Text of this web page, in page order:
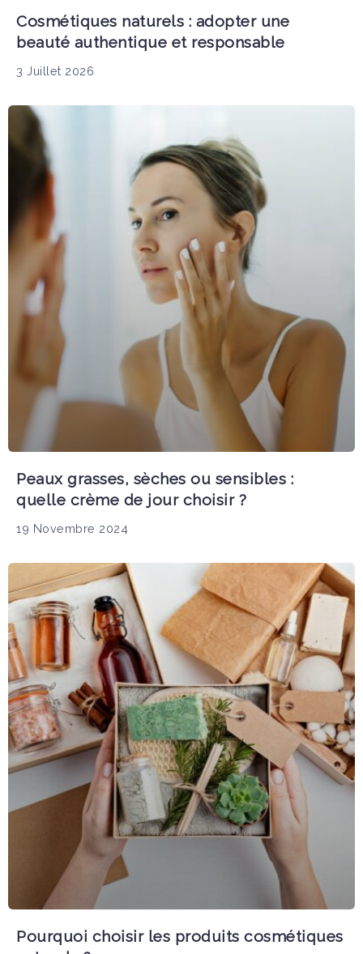
Cosmétiques naturels : adopter une
beauté authentique et responsable
3 Juillet 2026
Peaux grasses, sèches ou sensibles :
quelle crème de jour choisir ?
19 Novembre 2024
Pourquoi choisir les produits cosmétiques